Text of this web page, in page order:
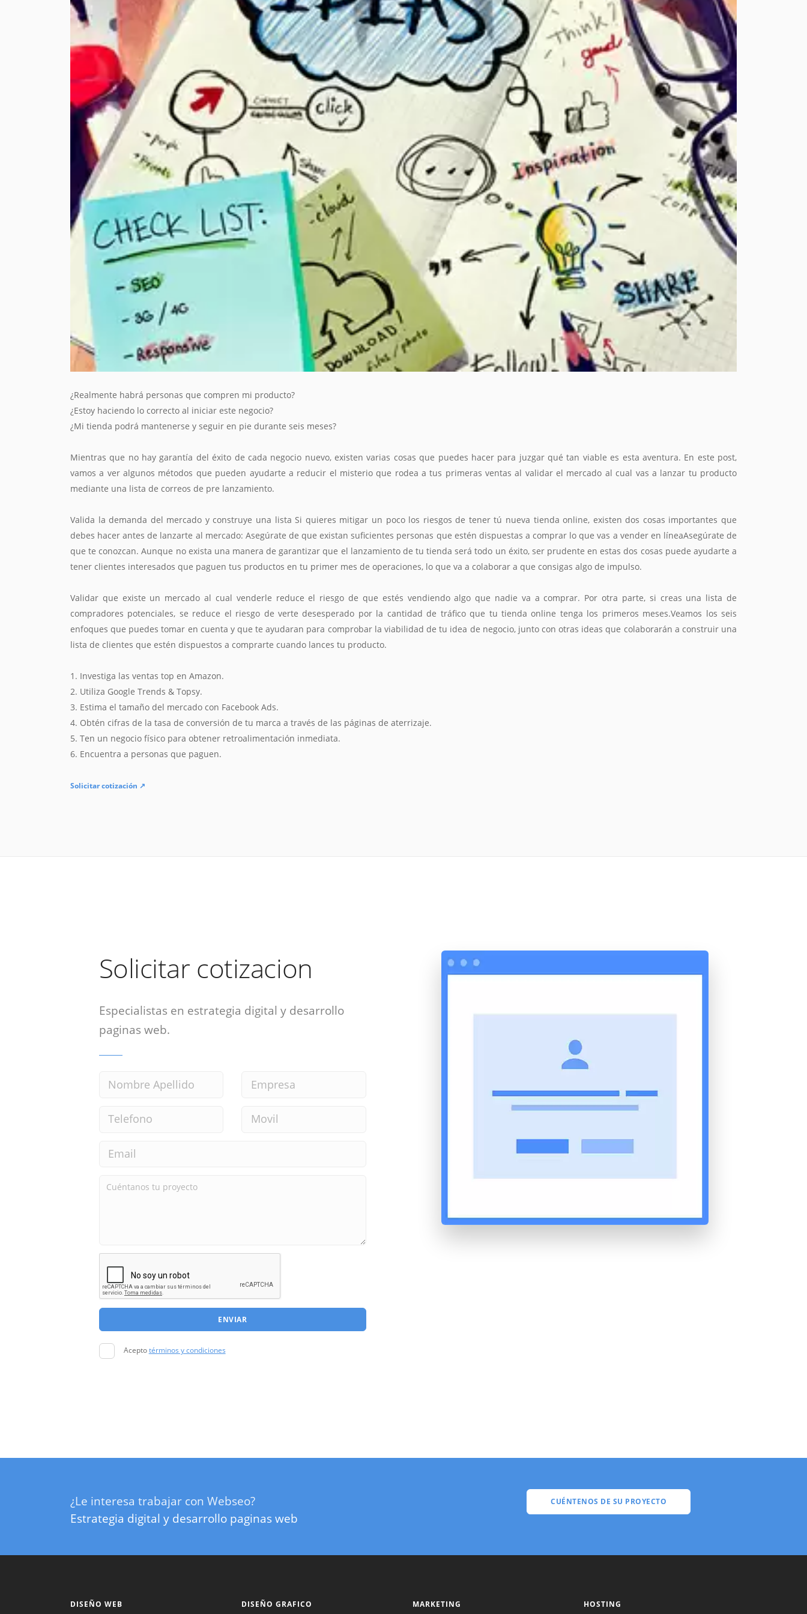
¿Realmente habrá personas que compren mi producto?
¿Estoy haciendo lo correcto al iniciar este negocio?
¿Mi tienda podrá mantenerse y seguir en pie durante seis meses?
Mientras que no hay garantía del éxito de cada negocio nuevo, existen varias cosas que puedes hacer para juzgar qué tan viable es esta aventura. En este post,
vamos a ver algunos métodos que pueden ayudarte a reducir el misterio que rodea a tus primeras ventas al validar el mercado al cual vas a lanzar tu producto
mediante una lista de correos de pre lanzamiento.
Valida la demanda del mercado y construye una lista Si quieres mitigar un poco los riesgos de tener tú nueva tienda online, existen dos cosas importantes que
debes hacer antes de lanzarte al mercado: Asegúrate de que existan suficientes personas que estén dispuestas a comprar lo que vas a vender en líneaAsegúrate de
que te conozcan. Aunque no exista una manera de garantizar que el lanzamiento de tu tienda será todo un éxito, ser prudente en estas dos cosas puede ayudarte a
tener clientes interesados que paguen tus productos en tu primer mes de operaciones, lo que va a colaborar a que consigas algo de impulso.
Validar que existe un mercado al cual venderle reduce el riesgo de que estés vendiendo algo que nadie va a comprar. Por otra parte, si creas una lista de
compradores potenciales, se reduce el riesgo de verte desesperado por la cantidad de tráfico que tu tienda online tenga los primeros meses.Veamos los seis
enfoques que puedes tomar en cuenta y que te ayudaran para comprobar la viabilidad de tu idea de negocio, junto con otras ideas que colaborarán a construir una
lista de clientes que estén dispuestos a comprarte cuando lances tu producto.
1. Investiga las ventas top en Amazon.
2. Utiliza Google Trends & Topsy.
3. Estima el tamaño del mercado con Facebook Ads.
4. Obtén cifras de la tasa de conversión de tu marca a través de las páginas de aterrizaje.
5. Ten un negocio físico para obtener retroalimentación inmediata.
6. Encuentra a personas que paguen.
Solicitar cotización ↗
Solicitar cotizacion
Especialistas en estrategia digital y desarrollo
paginas web.
ENVIAR
Aceptotérminos y condiciones
¿Le interesa trabajar con Webseo?
Estrategia digital y desarrollo paginas web
CUÉNTENOS DE SU PROYECTO
DISEÑO WEB DISEÑO GRAFICO MARKETING HOSTING